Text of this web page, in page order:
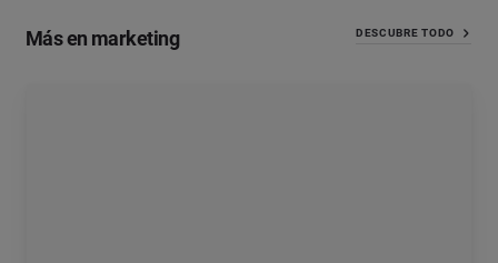
Más en marketing DESCUBRE TODO